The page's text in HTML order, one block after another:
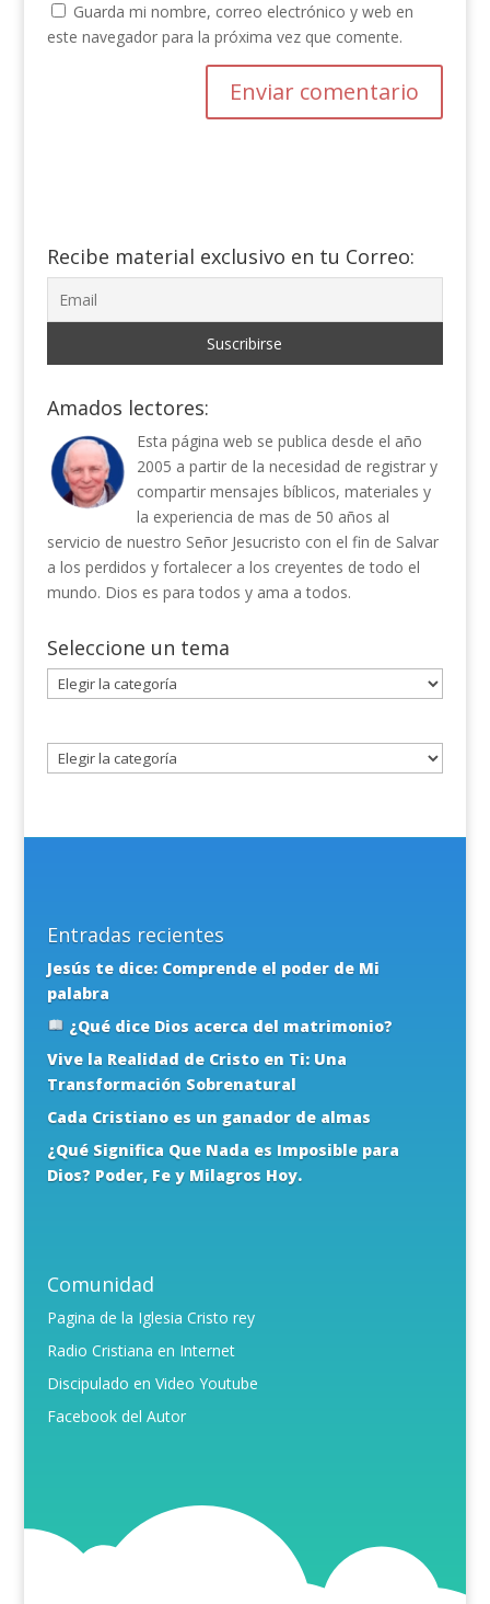
Guarda mi nombre, correo electrónico y web en
este navegador para la próxima vez que comente.
Recibe material exclusivo en tu Correo:
Amados lectores:
Esta página web se publica desde el año
2005 a partir de la necesidad de registrar y
compartir mensajes bíblicos, materiales y
la experiencia de mas de 50 años al
servicio de nuestro Señor Jesucristo con el fin de Salvar
a los perdidos y fortalecer a los creyentes de todo el
mundo. Dios es para todos y ama a todos.
Seleccione un tema
Seleccione
un
Entradas recientes
Jesús te dice: Comprende el poder de Mi
palabra
¿Qué dice Dios acerca del matrimonio?
Vive la Realidad de Cristo en Ti: Una
Transformación Sobrenatural
Cada Cristiano es un ganador de almas
¿Qué Significa Que Nada es Imposible para
Dios? Poder, Fe y Milagros Hoy.
Comunidad
Pagina de la Iglesia Cristo rey
Radio Cristiana en Internet
Discipulado en Video Youtube
Facebook del Autor